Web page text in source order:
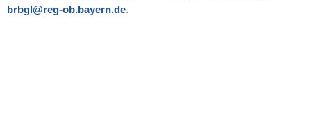
brbgl@reg-ob.bayern.de.